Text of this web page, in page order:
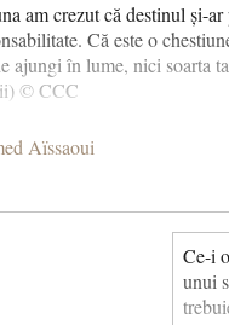
am crezut că destinul și-ar
Că este o
ajungi în lume, nici soarta
© CCC
Aïssaoui
Ce-i
unui